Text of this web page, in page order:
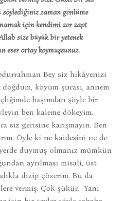
zaman gönlüme
için kendimi zor zapt
size büyük bir yetenek
eser ortay koymuşsunuz.
Bey siz hikâyenizi
köyüm şurası, annem
başımdan şöyle bir
ben kaleme dökeyim.
siz gerisine karışmayın. Ben
Öyle ki ne kaidesini ne de
duymuş olmanız mümkün
ayrılması misali, üst
dizip çözerim. Bu da
vermiş. Çok şükür. Yani